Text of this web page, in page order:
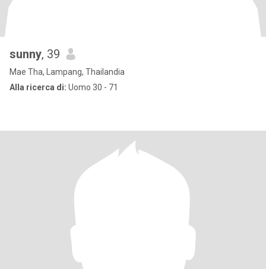
sunny, 39
Mae Tha, Lampang, Thailandia
Alla ricerca di: Uomo 30 - 71